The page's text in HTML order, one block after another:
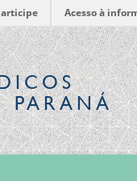
Acesso à
PARANÁ